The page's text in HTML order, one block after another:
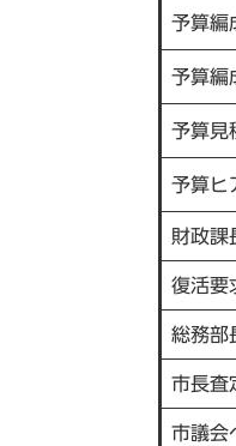
予算編
予算編
予算見
予算ヒ
財政課
復活要
総務部
市長査
市議会